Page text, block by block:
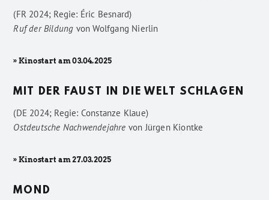
(FR 2024; Regie: Éric Besnard)
Ruf der Bildung vonWolfgang Nierlin
» Kinostart am 03.04.2025
MIT DER FAUST IN DIE WELT SCHLAGEN
(DE 2024; Regie: Constanze Klaue)
Ostdeutsche Nachwendejahre von Jürgen Kiontke
» Kinostart am 27.03.2025
MOND